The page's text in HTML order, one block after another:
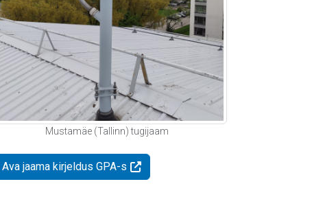
Mustamäe (Tallinn) tugijaam
Ava jaama kirjeldus GPA-s